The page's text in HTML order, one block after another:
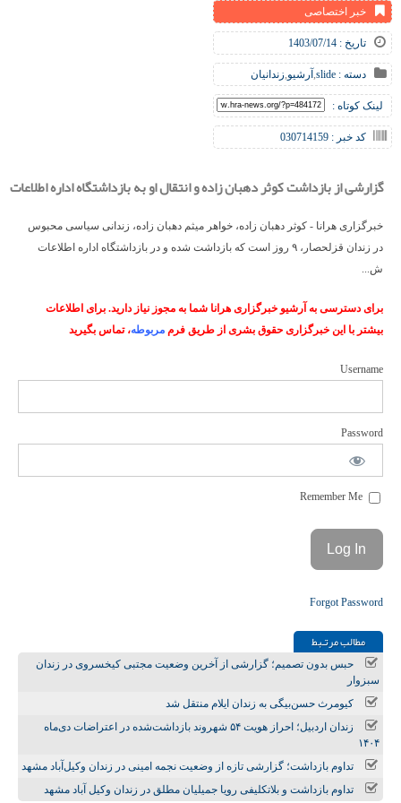
خبر اختصاصی
تاریخ : 1403/07/14
دسته : slide
,آرشیو,زندانیان
لینک کوتاه :
کد خبر : 030714159
گزارشی از بازداشت کوثر دهبان زاده و انتقال او به بازداشتگاه اداره اطلاعات
خبرگزاری هرانا - کوثر دهبان زاده، خواهر میثم دهبان زاده، زندانی سیاسی محبوس
در زندان قزلحصار، ۹ روز است که بازداشت شده و در بازداشتگاه اداره اطلاعات
ش...
برای دسترسی به آرشیو خبرگزاری هرانا شما به مجوز نیاز دارید. برای اطلاعات
بیشتر با این خبرگزاری حقوق بشری از طریق فرم مربوطه، تماس بگیرید
Username
Password
Forgot Password
مطالب مرتـبط
حبس بدون تصمیم؛ گزارشی از آخرین وضعیت مجتبی کیخسروی در زندان
سبزوار
کیومرث حسن‌بیگی به زندان ایلام منتقل شد
زندان اردبیل؛ احراز هویت ۵۴ شهروند بازداشت‌شده در اعتراضات دی‌ماه
۱۴۰۴
تداوم بازداشت؛ گزارشی تازه از وضعیت نجمه امینی در زندان وکیل‌آباد مشهد
تداوم بازداشت و بلاتکلیفی رویا جمیلیان مطلق در زندان وکیل آباد مشهد